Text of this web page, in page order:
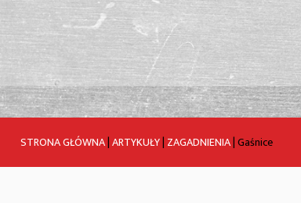
STRONA GŁÓWNA|ARTYKUŁY| ZAGADNIENIA|Gaśnice